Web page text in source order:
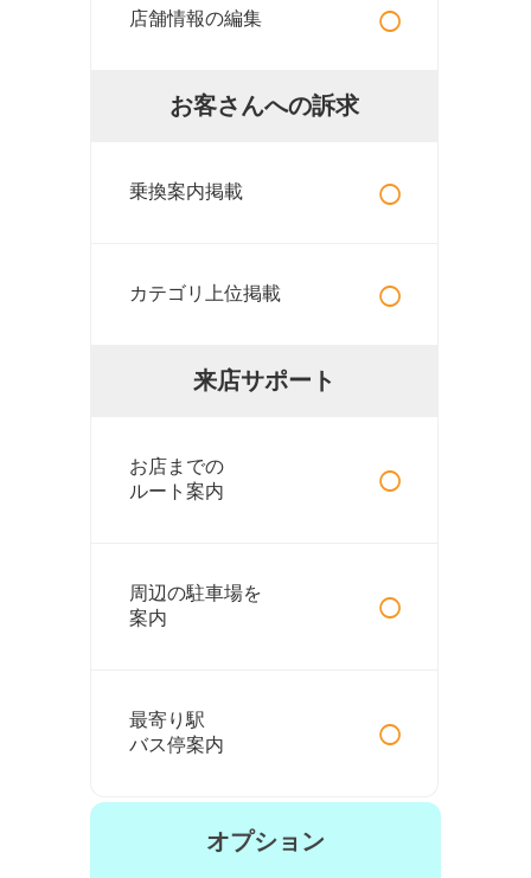
店舗情報の編集 ○
お客さんへの訴求
乗換案内掲載 ○
カテゴリ上位掲載 ○
来店サポート
お店までの
ルート案内
○
周辺の駐車場を
案内
○
最寄り駅
バス停案内
○
オプション